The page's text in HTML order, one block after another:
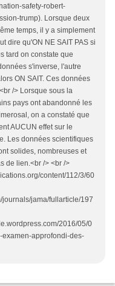
safety-robert-
trump). Lorsque deux
temps, il y a simplement
dire qu'ON NE SAIT PAS si
tard on constate que
s'inverse, l'autre
ON SAIT. Ces données
/> Lorsque sous la
pays ont abandonné les
on a constaté que
AUCUN effet sur le
Les données scientifiques
solides, nombreuses et
de lien.<br /> <br />
content/112/3/60
journals/jama/fullarticle/197
2016/05/0
approfondi-des-